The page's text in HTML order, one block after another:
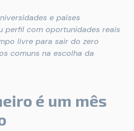
e países
perfil com oportunidades reais
livre para sair do zero
comuns na escolha da
é um mês